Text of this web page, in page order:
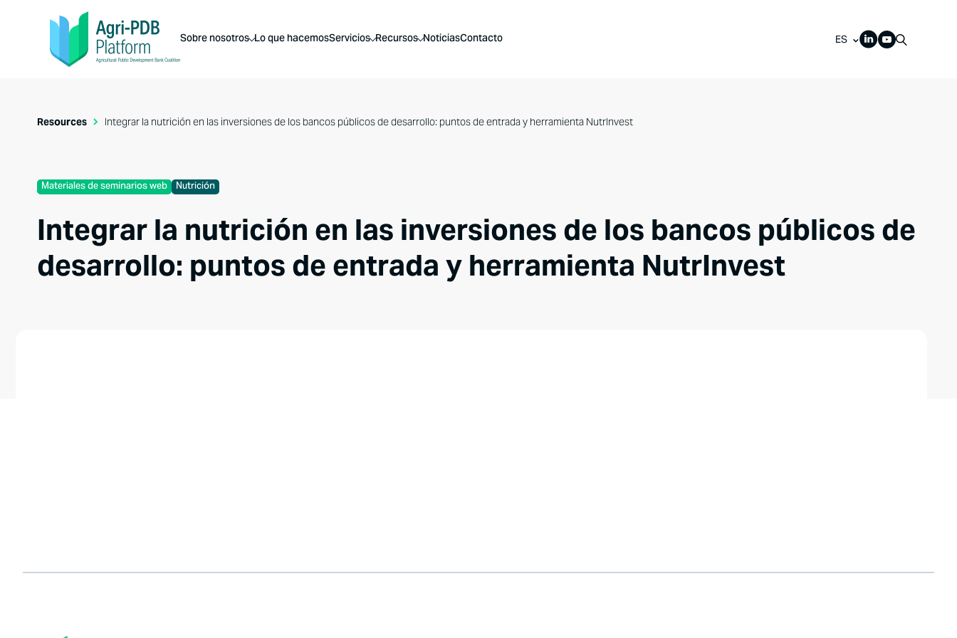
Sobre nosotros Lo que hacemosServicios Recursos NoticiasContacto ES
Resources Integrar la nutrición en las inversiones de los bancos públicos de desarrollo: puntos de entrada y herramienta NutrInvest
Materiales de seminarios web Nutrición
Integrar la nutrición en las inversiones de los bancos públicos de
desarrollo: puntos de entrada y herramienta NutrInvest